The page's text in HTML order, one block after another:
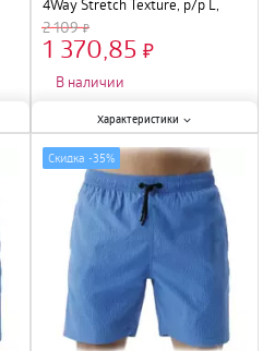
Характеристики:
Размер:L;
4Way Stretch Texture, р/р L,
зеленый, KMB-226
2 109
1 370,85
В наличии
Характеристики
Скидка -35%